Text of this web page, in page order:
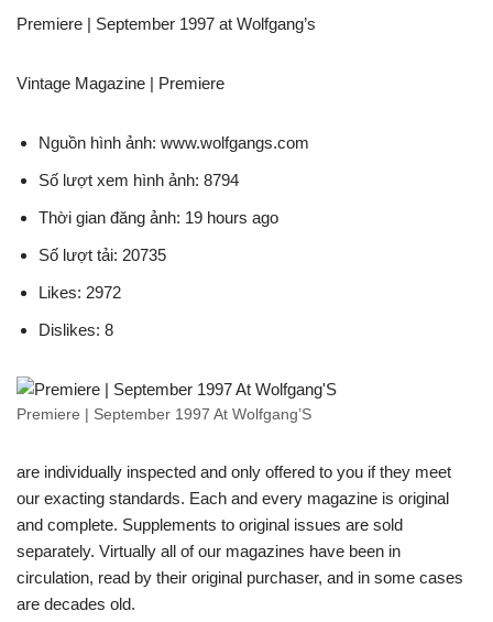
Premiere | September 1997 at Wolfgang’s
Vintage Magazine | Premiere
Nguồn hình ảnh: www.wolfgangs.com
Số lượt xem hình ảnh: 8794
Thời gian đăng ảnh: 19 hours ago
Số lượt tải: 20735
Likes: 2972
Dislikes: 8
Premiere | September 1997 At Wolfgang’S
are individually inspected and only offered to you if they meet
our exacting standards. Each and every magazine is original
and complete. Supplements to original issues are sold
separately. Virtually all of our magazines have been in
circulation, read by their original purchaser, and in some cases
are decades old.